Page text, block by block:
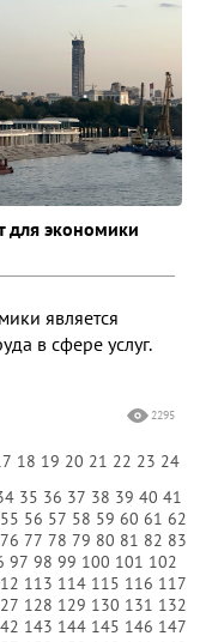
для экономики
является
в сфере услуг.
2295
18 19 20 21 22 23 24
35 36 37 38 39 40 41
55 56 57 58 59 60 61 62
76 77 78 79 80 81 82 83
97 98 99 100 101 102
113 114 115 116 117
128 129 130 131 132
143 144 145 146 147